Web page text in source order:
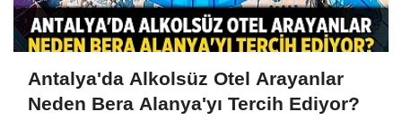
Antalya'da Alkolsüz Otel Arayanlar
Neden Bera Alanya'yı Tercih Ediyor?